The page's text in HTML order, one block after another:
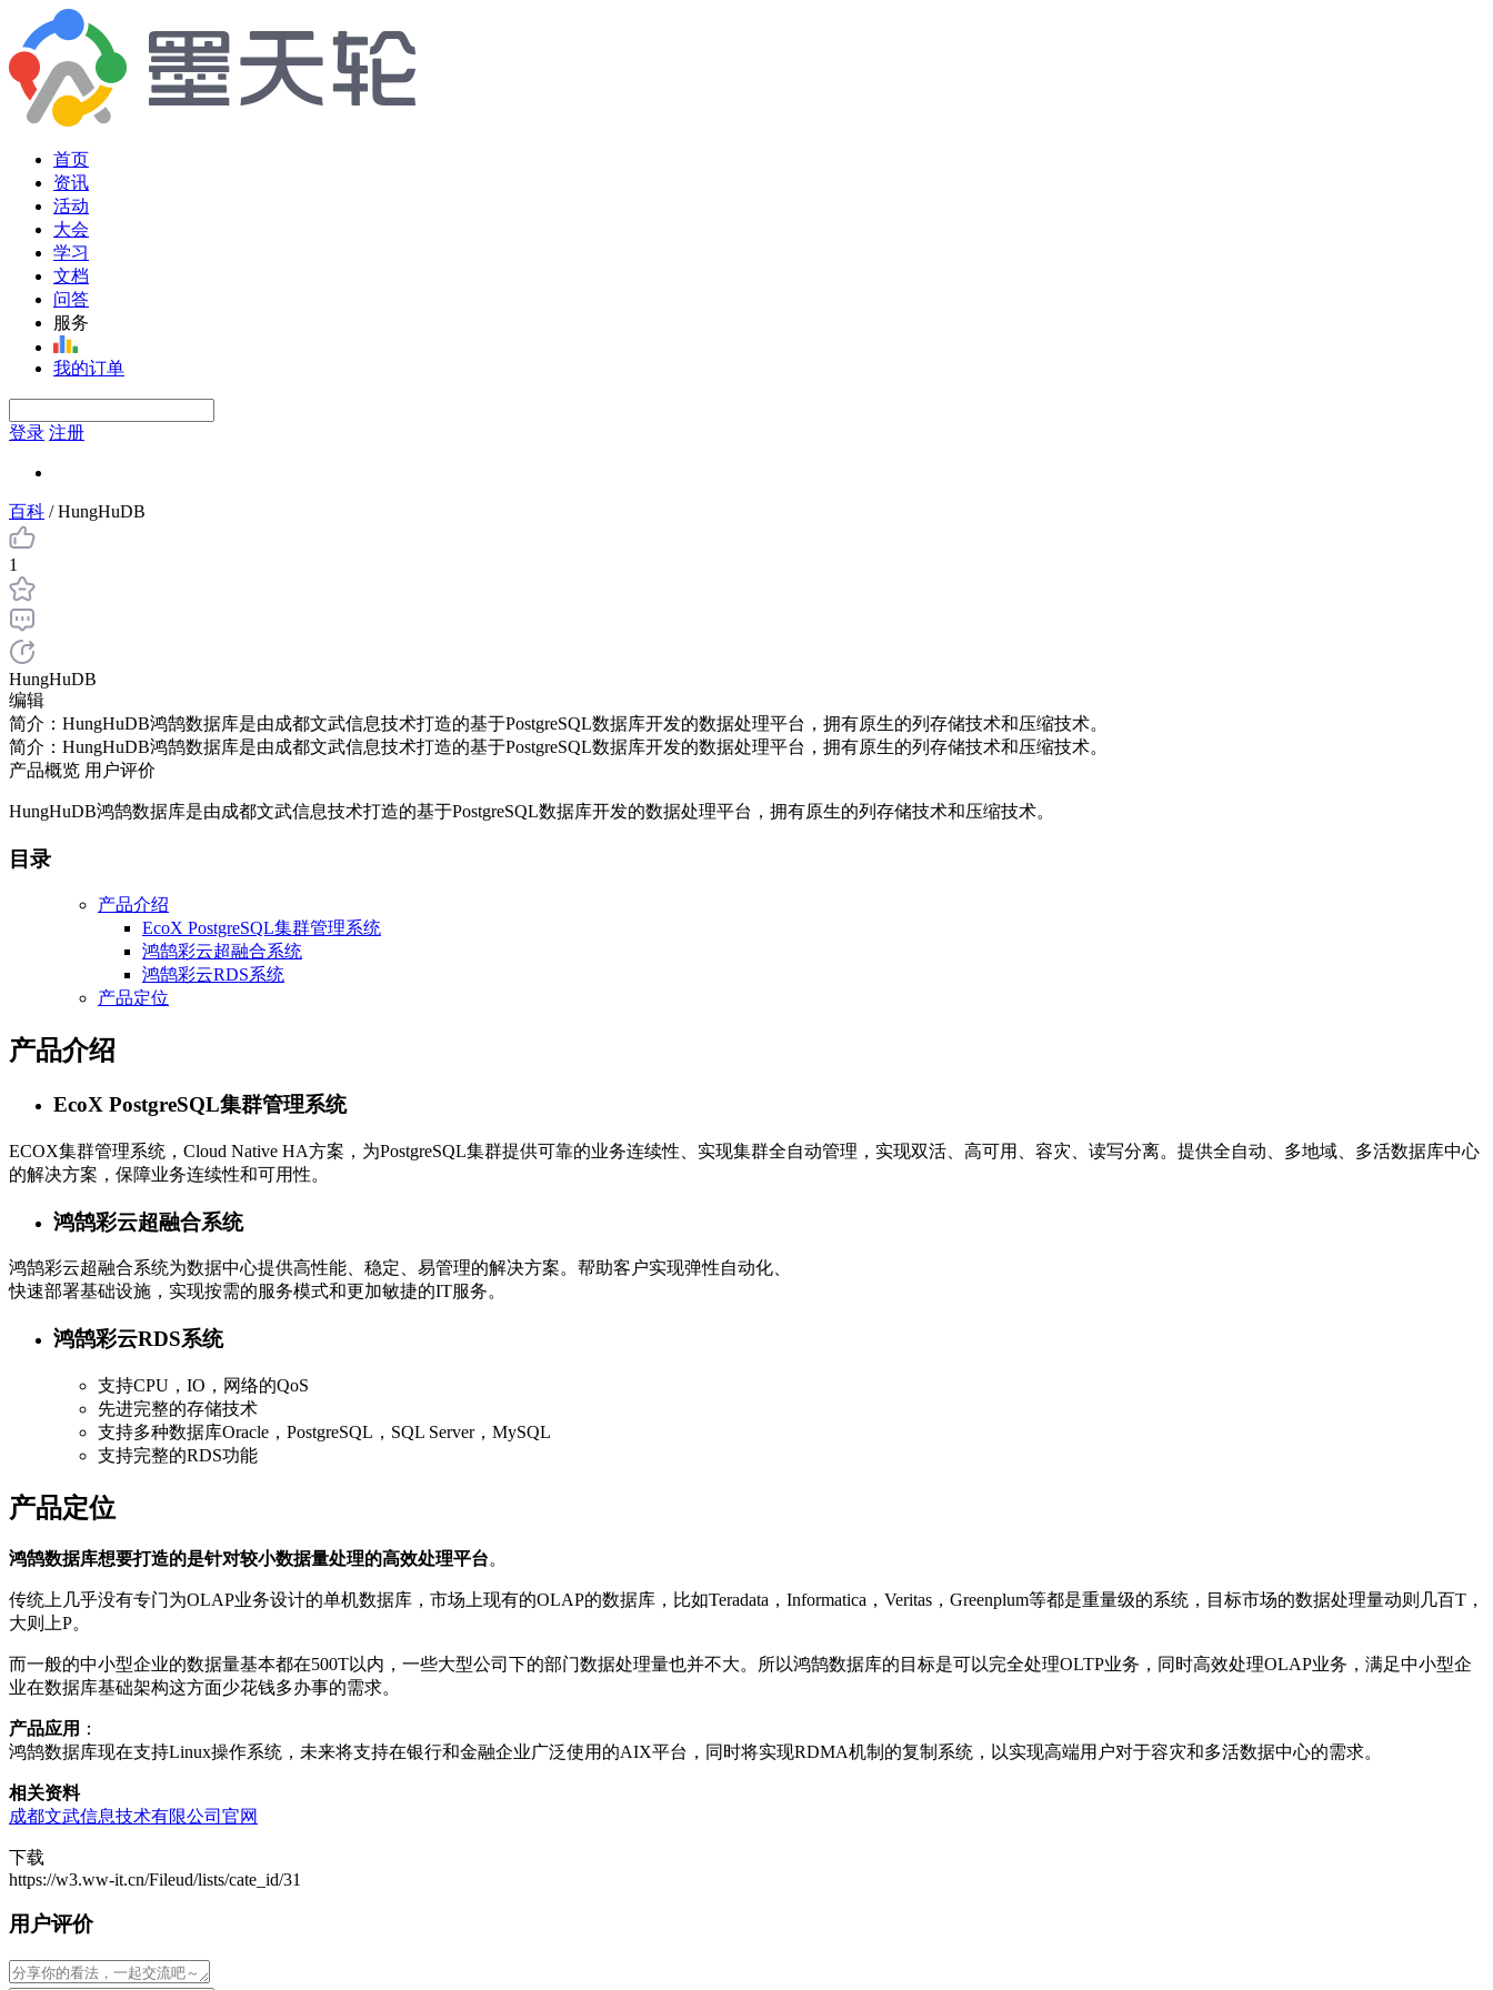
首页
资讯
活动
大会
学习
文档
问答
服务
我的订单
登录 注册
百科 /HungHuDB
1
HungHuDB
编辑
简介：HungHuDB鸿鹄数据库是由成都文武信息技术打造的基于PostgreSQL数据库开发的数据处理平台，拥有原生的列存储技术和压缩技术。
简介：HungHuDB鸿鹄数据库是由成都文武信息技术打造的基于PostgreSQL数据库开发的数据处理平台，拥有原生的列存储技术和压缩技术。
产品概览 用户评价
HungHuDB鸿鹄数据库是由成都文武信息技术打造的基于PostgreSQL数据库开发的数据处理平台，拥有原生的列存储技术和压缩技术。
目录
产品介绍
EcoX PostgreSQL集群管理系统
鸿鹄彩云超融合系统
鸿鹄彩云RDS系统
产品定位
产品介绍
EcoX PostgreSQL集群管理系统
ECOX集群管理系统，Cloud Native HA方案，为PostgreSQL集群提供可靠的业务连续性、实现集群全自动管理，实现双活、高可用、容灾、读写分离。提供全自动、多地域、多活数据库中心
的解决方案，保障业务连续性和可用性。
鸿鹄彩云超融合系统
鸿鹄彩云超融合系统为数据中心提供高性能、稳定、易管理的解决方案。帮助客户实现弹性自动化、
快速部署基础设施，实现按需的服务模式和更加敏捷的IT服务。
鸿鹄彩云RDS系统
支持CPU，IO，网络的QoS
先进完整的存储技术
支持多种数据库Oracle，PostgreSQL，SQL Server，MySQL
支持完整的RDS功能
产品定位
鸿鹄数据库想要打造的是针对较小数据量处理的高效处理平台。
传统上几乎没有专门为OLAP业务设计的单机数据库，市场上现有的OLAP的数据库，比如Teradata，Informatica，Veritas，Greenplum等都是重量级的系统，目标市场的数据处理量动则几百T，
大则上P。
而一般的中小型企业的数据量基本都在500T以内，一些大型公司下的部门数据处理量也并不大。所以鸿鹄数据库的目标是可以完全处理OLTP业务，同时高效处理OLAP业务，满足中小型企
业在数据库基础架构这方面少花钱多办事的需求。
产品应用 ：
鸿鹄数据库现在支持Linux操作系统，未来将支持在银行和金融企业广泛使用的AIX平台，同时将实现RDMA机制的复制系统，以实现高端用户对于容灾和多活数据中心的需求。
相关资料
成都文武信息技术有限公司官网
下载
https://w3.ww-it.cn/Fileud/lists/cate_id/31
用户评价